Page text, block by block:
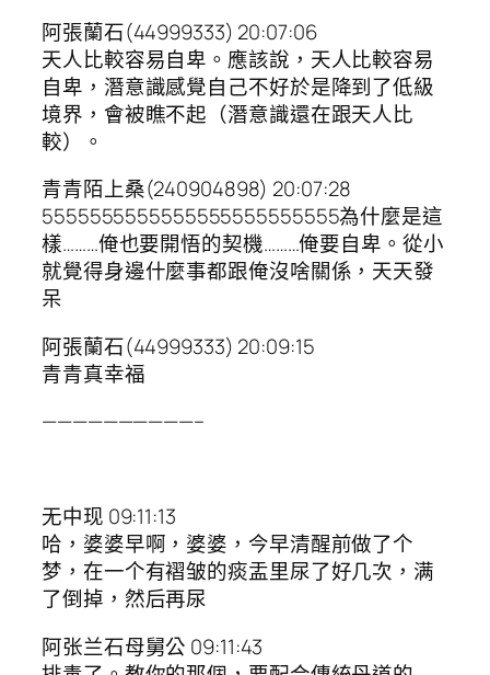
阿張蘭石(44999333) 20:07:06
天人比較容易自卑。應該說，天人比較容易
自卑，潛意識感覺自己不好於是降到了低級
境界，會被瞧不起（潛意識還在跟天人比
較）。
青青陌上桑(240904898) 20:07:28
5555555555555555555555555為什麼是這
樣………俺也要開悟的契機………俺要自卑。從小
就覺得身邊什麼事都跟俺沒啥關係，天天發
呆
阿張蘭石(44999333) 20:09:15
青青真幸福
——————————–
无中现 09:11:13
哈，婆婆早啊，婆婆，今早清醒前做了个
梦，在一个有褶皱的痰盂里尿了好几次，满
了倒掉，然后再尿
阿张兰石母舅公 09:11:43